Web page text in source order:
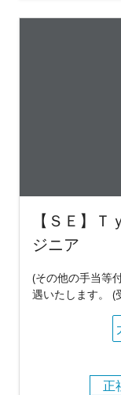
【ＳＥ】
ジニア
(その他の手当等
遇いたします。 (
正